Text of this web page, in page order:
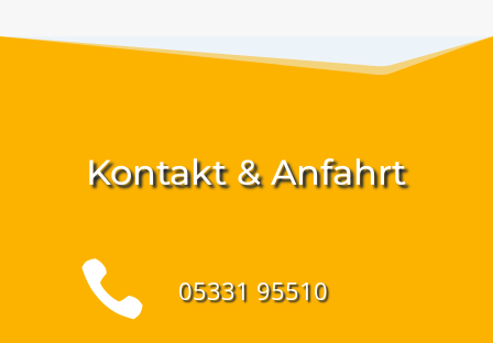
Kontakt & Anfahrt
 05331 95510